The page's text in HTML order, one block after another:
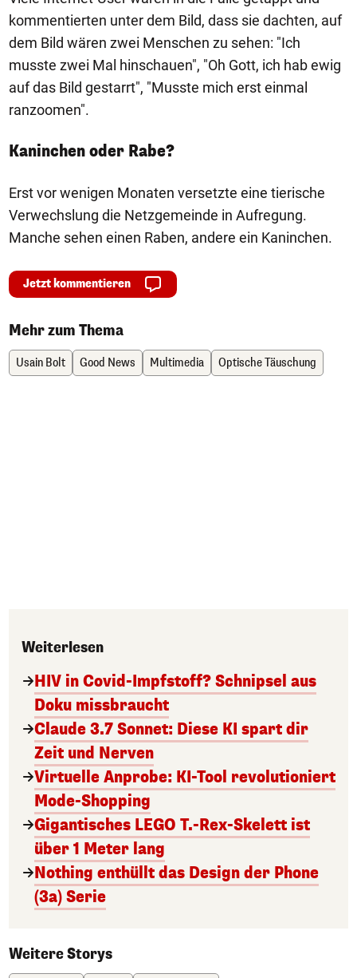
kommentierten unter dem Bild, dass sie dachten, auf
dem Bild wären zwei Menschen zu sehen: "Ich
musste zwei Mal hinschauen", "Oh Gott, ich hab ewig
auf das Bild gestarrt", "Musste mich erst einmal
ranzoomen".
Kaninchen oder Rabe?
Erst vor wenigen Monaten versetzte eine tierische
Verwechslung die Netzgemeinde in Aufregung.
Manche sehen einen Raben, andere ein Kaninchen.
Jetzt kommentieren
Mehr zum Thema
Usain Bolt Good News Multimedia Optische Täuschung
Weiterlesen
HIV in Covid-Impfstoff? Schnipsel aus
Doku missbraucht
Claude 3.7 Sonnet: Diese KI spart dir
Zeit und Nerven
Virtuelle Anprobe: KI-Tool revolutioniert
Mode-Shopping
Gigantisches LEGO T.-Rex-Skelett ist
über 1 Meter lang
Nothing enthüllt das Design der Phone
(3a) Serie
Weitere Storys